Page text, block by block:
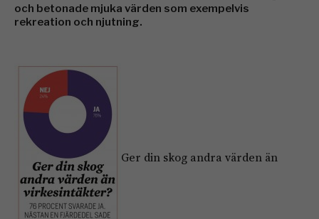
och betonade mjuka värden som exempelvis
rekreation och njutning.
Ger din skog andra värden än